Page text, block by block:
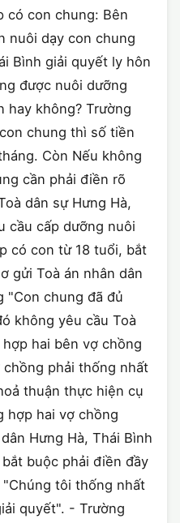
có con chung: Bên
nuôi dạy con chung
Bình giải quyết ly hôn
được nuôi dưỡng
hay không? Trường
chung thì số tiền
Còn Nếu không
cần phải điền rõ
dân sự Hưng Hà,
cầu cấp dưỡng nuôi
có con từ 18 tuổi, bắt
gửi Toà án nhân dân
"Con chung đã đủ
không yêu cầu Toà
hai bên vợ chồng
phải thống nhất
thuận thực hiện cụ
hợp hai vợ chồng
Hưng Hà, Thái Bình
buộc phải điền đầy
tôi thống nhất
quyết". - Trường